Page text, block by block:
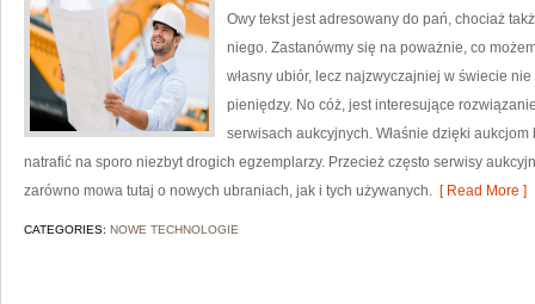
Owy tekst jest adresowany do pań, chociaż
niego. Zastanówmy się na poważnie, co
własny ubiór, lecz najzwyczajniej w świecie
pieniędzy. No cóż, jest interesujące
serwisach aukcyjnych. Właśnie dzięki
natrafić na sporo niezbyt drogich egzemplarzy. Przecież często serwisy
zarówno mowa tutaj o nowych ubraniach, jak i tych używanych. [ Read More ]
CATEGORIES: NOWE TECHNOLOGIE